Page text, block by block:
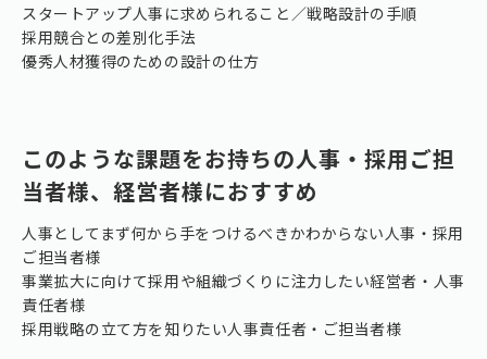
スタートアップ人事に求められること／戦略設計の手順
採用競合との差別化手法
優秀人材獲得のための設計の仕方
このような課題をお持ちの人事・採用ご担
当者様、経営者様におすすめ
人事としてまず何から手をつけるべきかわからない人事・採用
ご担当者様
事業拡大に向けて採用や組織づくりに注力したい経営者・人事
責任者様
採用戦略の立て方を知りたい人事責任者・ご担当者様